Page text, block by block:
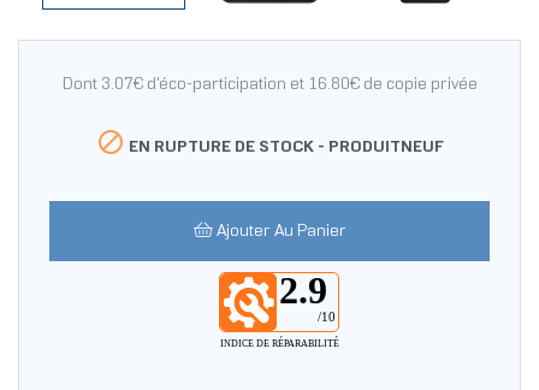
Dont 3.07€ d'éco-participation et 16.80€ de copie privée
 EN RUPTURE DE STOCK - PRODUITNEUF
Ajouter Au Panier
2.9
/10
INDICE DE RÉPARABILITÉ